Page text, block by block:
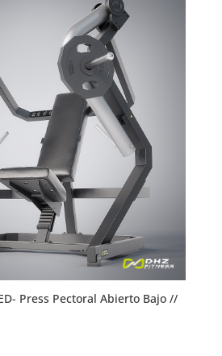
Press Pectoral Abierto Bajo //